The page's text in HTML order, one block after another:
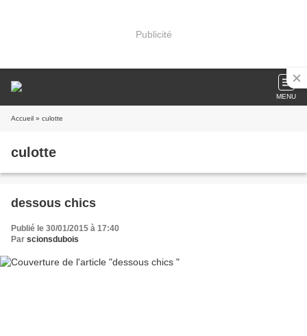
Publicité
MENU
Accueil » culotte
culotte
dessous chics
Publié le 30/01/2015 à 17:40
Par scionsdubois